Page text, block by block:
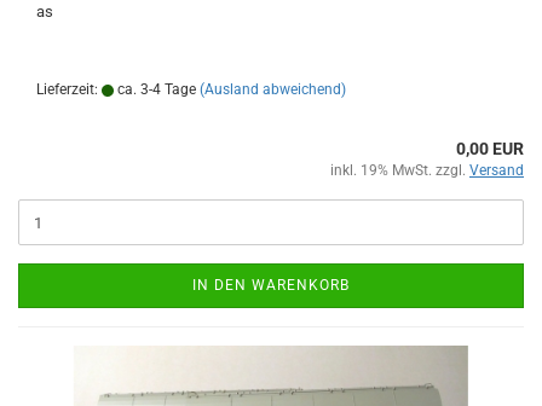
as
Lieferzeit: ca. 3-4 Tage (Ausland abweichend)
0,00 EUR
inkl. 19% MwSt. zzgl. Versand
IN DEN WARENKORB